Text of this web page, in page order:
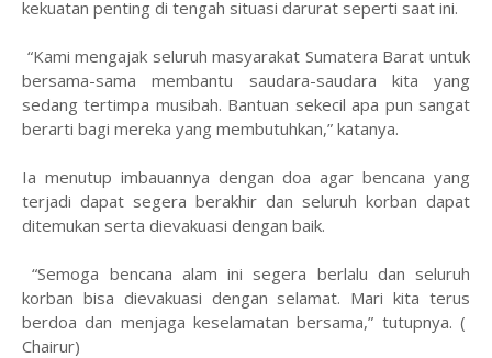
kekuatan penting di tengah situasi darurat seperti saat ini.
“Kami mengajak seluruh masyarakat Sumatera Barat untuk
bersama-sama membantu saudara-saudara kita yang
sedang tertimpa musibah. Bantuan sekecil apa pun sangat
berarti bagi mereka yang membutuhkan,” katanya.
Ia menutup imbauannya dengan doa agar bencana yang
terjadi dapat segera berakhir dan seluruh korban dapat
ditemukan serta dievakuasi dengan baik.
“Semoga bencana alam ini segera berlalu dan seluruh
korban bisa dievakuasi dengan selamat. Mari kita terus
berdoa dan menjaga keselamatan bersama,” tutupnya. (
Chairur)